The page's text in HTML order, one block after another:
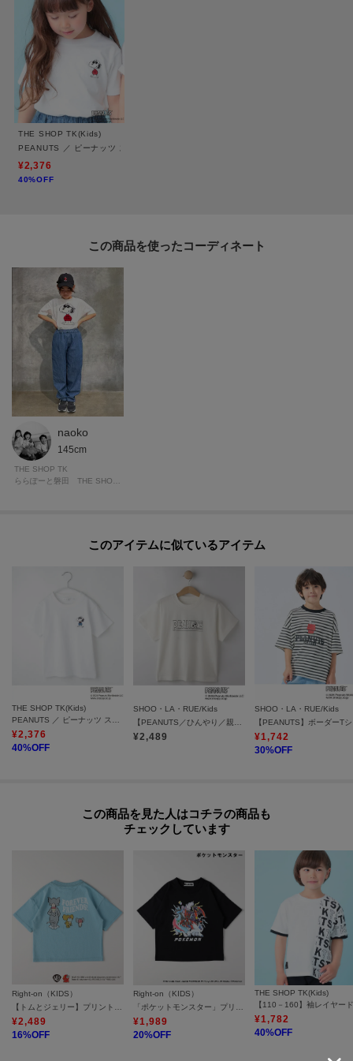
※照明の関係により、実際よりも色味が違って見える場合があります。ま
た、パソコン・スマートフォンなどの環境により、若干製品と画像のカラー
が異なる場合もございます。
THE SHOP TK(Kids)
PEANUTS ／ ピーナッツ スヌーピー ワンポイント刺繍半袖Tシャツ
¥2,376
40%OFF
この商品を使った
naoko
145cm
THE SHOP TK
このアイテムに似ているアイテム
THE SHOP TK(Kids)
PEANUTS ／ ピーナッツ スヌーピー ワンポイント刺繍半袖Tシャツ
¥2,376
40%OFF
SHOO・LA・RUE/Kids
【PEANUTS／ひんやり／親子リンク】プリントTシャツ
¥2,489
SHOO・LA・RUE/Kids
¥1,742
30%OFF
この商品を見た人はコチラの商品も
チェックしています
Right-on（KIDS）
¥2,489
16%OFF
Right-on（KIDS）
¥1,989
20%OFF
THE SHOP TK(Kids)
¥1,782
40%OFF